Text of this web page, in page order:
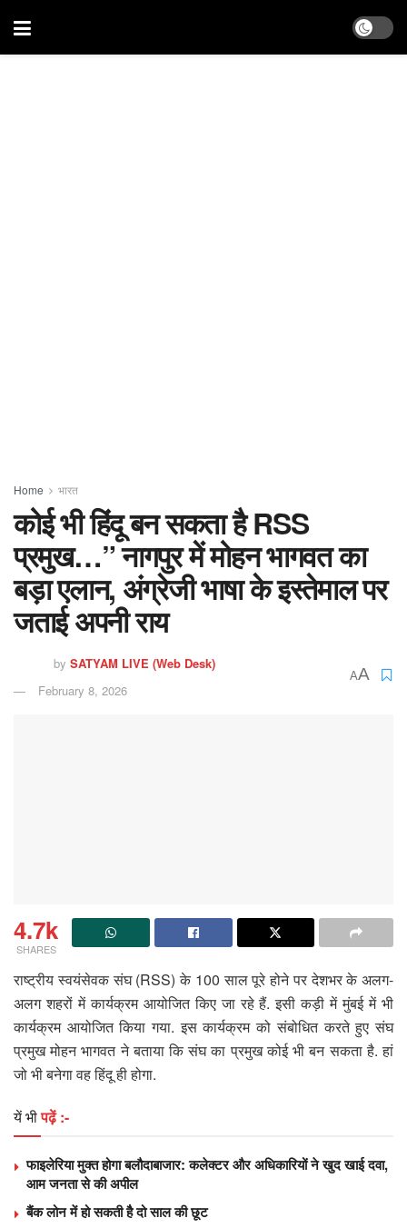
Home भारत
कोई भी हिंदू बन सकता है RSS
प्रमुख…” नागपुर में मोहन भागवत का
बड़ा एलान, अंग्रेजी भाषा के इस्तेमाल पर
जताई अपनी राय
by SATYAM LIVE (Web Desk)
February 8, 2026
AA
4.7k
SHARES
राष्ट्रीय स्वयंसेवक संघ (RSS) के 100 साल पूरे होने पर देशभर के अलग-
अलग शहरों में कार्यक्रम आयोजित किए जा रहे हैं. इसी कड़ी में मुंबई में भी
कार्यक्रम आयोजित किया गया. इस कार्यक्रम को संबोधित करते हुए संघ
प्रमुख मोहन भागवत ने बताया कि संघ का प्रमुख कोई भी बन सकता है. हां
जो भी बनेगा वह हिंदू ही होगा.
यें भीपढ़ें :-
फाइलेरिया मुक्त होगा बलौदाबाजार: कलेक्टर और अधिकारियों ने खुद खाई दवा,
आम जनता से की अपील
बैंक लोन में हो सकती हैै दो साल की छूट